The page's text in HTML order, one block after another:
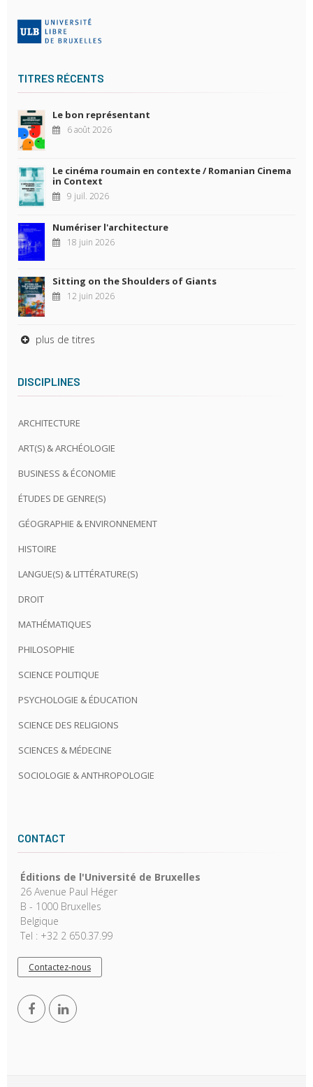
TITRES RÉCENTS
Le bon représentant
6 août 2026
Le cinéma roumain en contexte / Romanian Cinema
in Context
9 juil. 2026
Numériser l'architecture
18 juin 2026
Sitting on the Shoulders of Giants
12 juin 2026
plus de titres
DISCIPLINES
ARCHITECTURE
ART(S) & ARCHÉOLOGIE
BUSINESS & ÉCONOMIE
ÉTUDES DE GENRE(S)
GÉOGRAPHIE & ENVIRONNEMENT
HISTOIRE
LANGUE(S) & LITTÉRATURE(S)
DROIT
MATHÉMATIQUES
PHILOSOPHIE
SCIENCE POLITIQUE
PSYCHOLOGIE & ÉDUCATION
SCIENCE DES RELIGIONS
SCIENCES & MÉDECINE
SOCIOLOGIE & ANTHROPOLOGIE
CONTACT
Éditions de l'Université de Bruxelles
26 Avenue Paul Héger
B - 1000 Bruxelles
Belgique
Tel : +32 2 650.37.99
Contactez-nous